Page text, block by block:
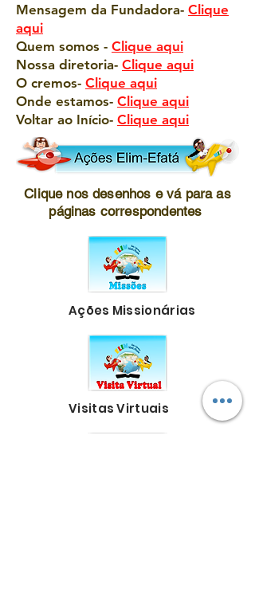
Mensagem da Fundadora- Clique
aqui
Quem somos - Clique aqui
Nossa diretoria- Clique aqui
O cremos- Clique aqui
Onde estamos- Clique aqui
Voltar ao Início- Clique aqui
Clique nos desenhos e vá para as
páginas correspondentes
Ações Missionárias
Visitas Virtuais